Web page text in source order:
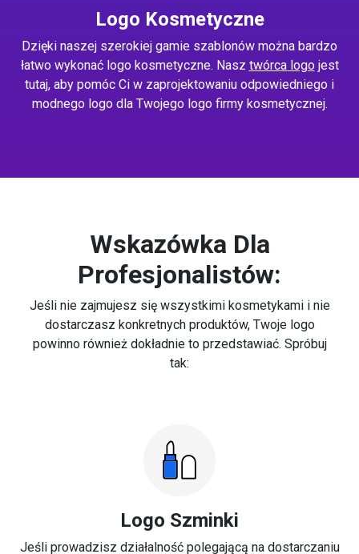
Logo Kosmetyczne
Dzięki naszej szerokiej gamie szablonów można bardzo
łatwo wykonać logo kosmetyczne. Nasz twórca logojest
tutaj, aby pomóc Ci w zaprojektowaniu odpowiedniego i
modnego logo dla Twojego logo firmy kosmetycznej.
Wskazówka Dla
Profesjonalistów:
Jeśli nie zajmujesz się wszystkimi kosmetykami i nie
dostarczasz konkretnych produktów, Twoje logo
powinno również dokładnie to przedstawiać. Spróbuj
tak:
Logo Szminki
Jeśli prowadzisz działalność polegającą na dostarczaniu